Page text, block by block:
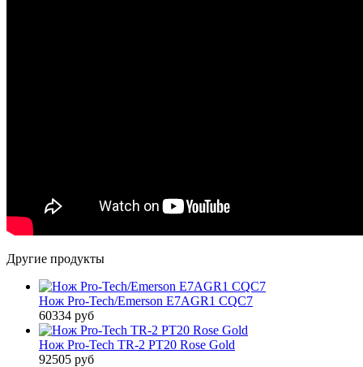
Другие продукты
Нож Pro-Tech/Emerson E7AGR1 CQC7
60334 руб
Нож Pro-Tech TR-2 PT20 Rose Gold
92505 руб